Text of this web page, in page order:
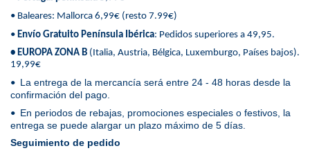
• Baleares: Mallorca 6,99€ (resto 7.99€)
• Envío Gratuito Península Ibérica: Pedidos superiores a 49,95.
• EUROPA ZONA B (Italia, Austria, Bélgica, Luxemburgo, Países bajos).
19,99€
• La entrega de la mercancía será entre 24 - 48 horas desde la
confirmación del pago.
• En periodos de rebajas, promociones especiales o festivos, la
entrega se puede alargar un plazo máximo de 5 días.
Seguimiento de pedido